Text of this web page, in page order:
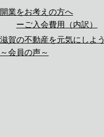
開業をお考えの方へ
ご入会費用（内訳）
滋賀の不動産を元気にしよう
～会員の声～